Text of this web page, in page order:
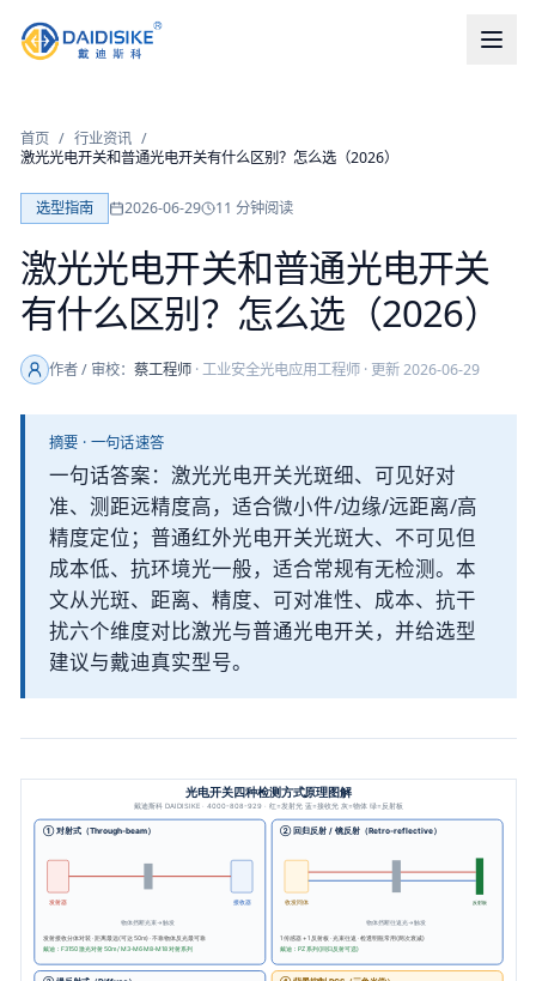
首页 / 行业资讯 /
激光光电开关和普通光电开关有什么区别？怎么选（2026）
选型指南 2026-06-29 11 分钟阅读
激光光电开关和普通光电开关
有什么区别？怎么选（2026）
作者 / 审校：蔡工程师 ·工业安全光电应用工程师 · 更新2026-06-29
摘要 · 一句话速答
一句话答案：激光光电开关光斑细、可见好对
准、测距远精度高，适合微小件/边缘/远距离/高
精度定位；普通红外光电开关光斑大、不可见但
成本低、抗环境光一般，适合常规有无检测。本
文从光斑、距离、精度、可对准性、成本、抗干
扰六个维度对比激光与普通光电开关，并给选型
建议与戴迪真实型号。